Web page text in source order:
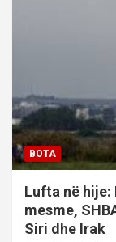
BOTA
Lufta në
mesme,
Siri dhe Irak